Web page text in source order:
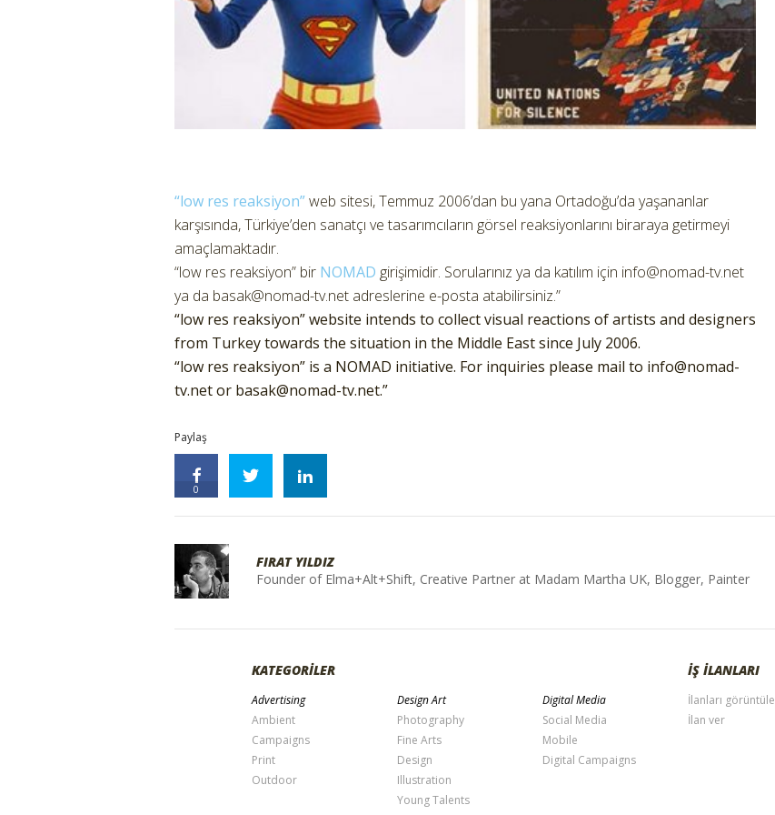
“low res reaksiyon”web sitesi, Temmuz 2006’dan bu yana Ortadoğu’da yaşananlar
karşısında, Türkiye’den sanatçı ve tasarımcıların görsel reaksiyonlarını biraraya getirmeyi
amaçlamaktadır.
“low res reaksiyon” bir NOMAD girişimidir. Sorularınız ya da katılım için info@nomad-tv.net
ya da basak@nomad-tv.net adreslerine e-posta atabilirsiniz.”
“low res reaksiyon” website intends to collect visual reactions of artists and designers
from Turkey towards the situation in the Middle East since July 2006.
“low res reaksiyon” is a NOMAD initiative. For inquiries please mail to info@nomad-
tv.net or basak@nomad-tv.net.”
Paylaş
0
FIRAT YILDIZ
Founder of Elma+Alt+Shift, Creative Partner at Madam Martha UK, Blogger, Painter
KATEGORİLER
Advertising
Ambient
Campaigns
Print
Outdoor
Design Art
Photography
Fine Arts
Design
Illustration
Young Talents
Digital Media
Social Media
Mobile
Digital Campaigns
İŞ İLANLARI
İlanları görüntüle
İlan ver